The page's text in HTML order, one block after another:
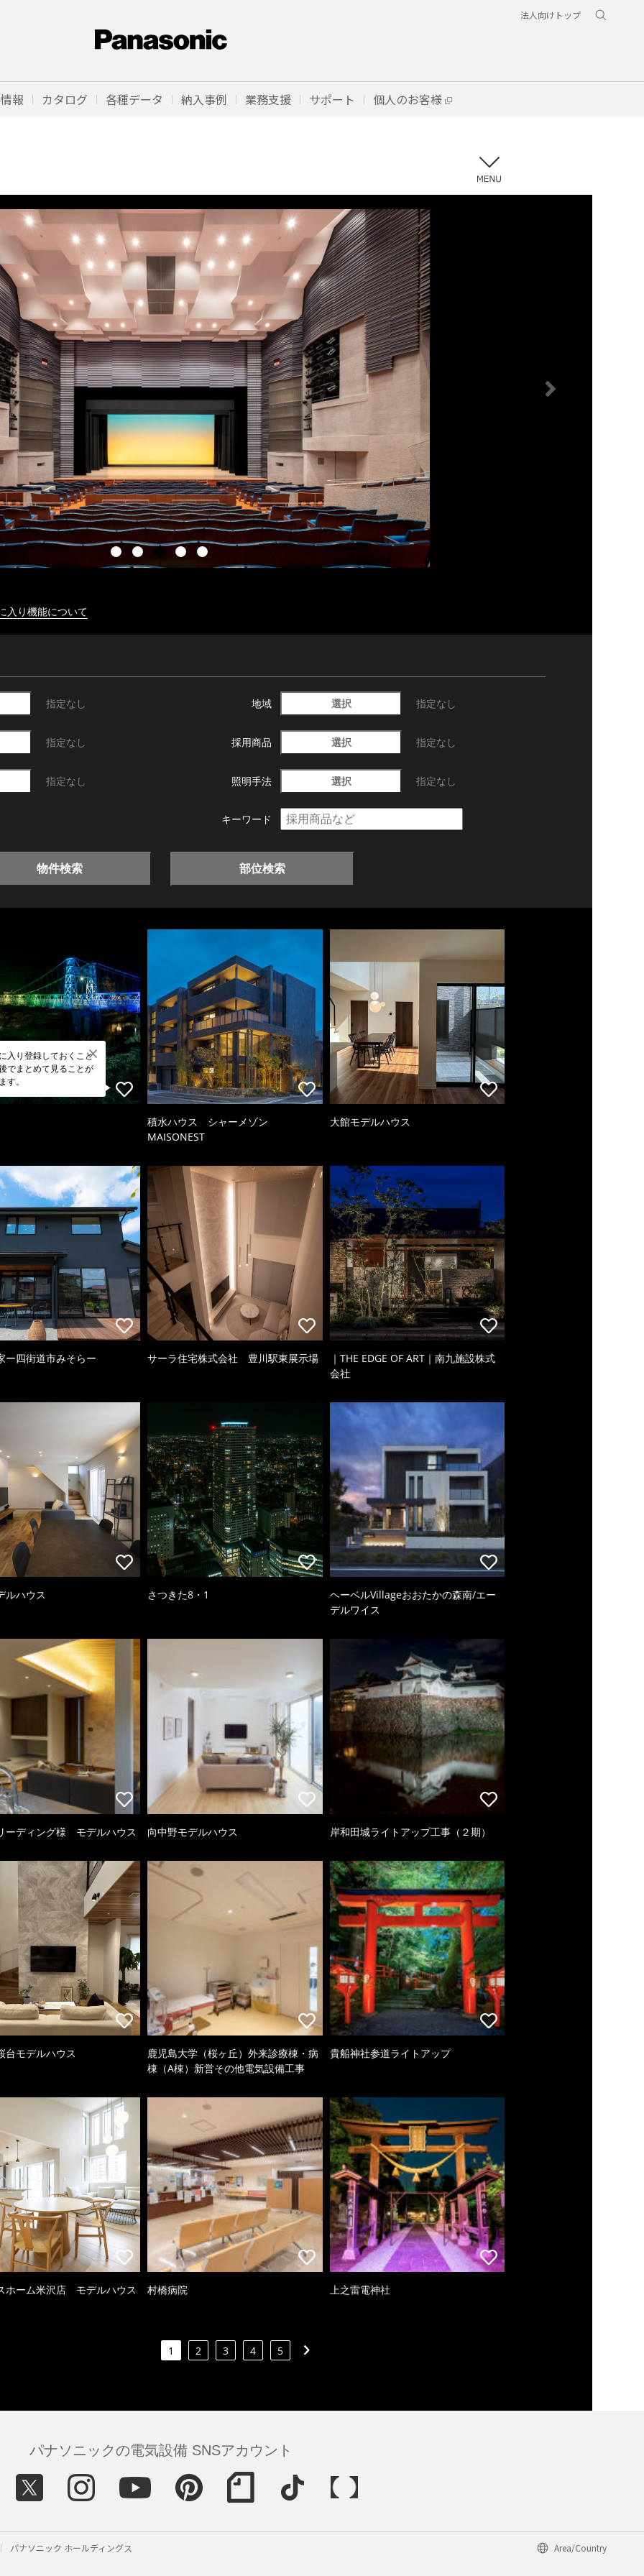
法人向けトップ
報 カタログ 各種データ 納入事例 業務支援 サポート 個人のお客様
入り機能について
指定なし 地域 選択 指定なし
指定なし 採用商品 選択 指定なし
指定なし 照明手法 選択 指定なし
キーワード
物件検索 部位検索
入り登録しておくこと
でまとめて見ることが
す。
積水ハウス シャーメゾン
MAISONEST
大館モデルハウス
ー四街道市みそらー サーラ住宅株式会社 豊川駅東展示場
｜THE EDGE OF ART｜南九施設株式
会社
ルハウス さつきた8・1
ヘーベルVillageおおたかの森南/エー
デルワイス
ーディング様 モデルハウス 向中野モデルハウス 岸和田城ライトアップ工事（２期）
台モデルハウス
鹿児島大学（桜ヶ丘）外来診療棟・病
棟（A棟）新営その他電気設備工事
貴船神社参道ライトアップ
ホーム米沢店 モデルハウス 村橋病院 上之雷電神社
1 2 3 4 5
パナソニックの電気設備 SNSアカウント
パナソニック ホールディングス Area/Country